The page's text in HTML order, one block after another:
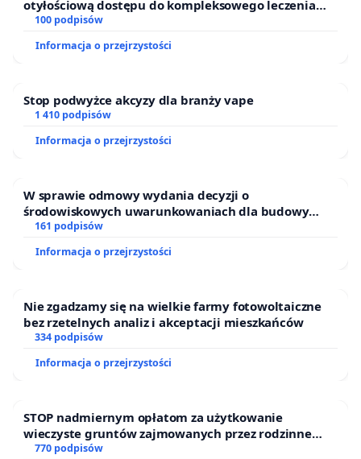
otyłościową dostępu do kompleksowego leczenia
oraz programów profilaktycznych.
100 podpisów
Informacja o przejrzystości
Stop podwyżce akcyzy dla branży vape
1 410 podpisów
Informacja o przejrzystości
W sprawie odmowy wydania decyzji o
środowiskowych uwarunkowaniach dla budowy
zakładu wytwarzania biometanu „Krynki” w
Ostrowiu Południowym oraz ochrony mieszkańców i
Puszczy Knyszyńskiej
161 podpisów
Informacja o przejrzystości
Nie zgadzamy się na wielkie farmy fotowoltaiczne
bez rzetelnych analiz i akceptacji mieszkańców
334 podpisów
Informacja o przejrzystości
STOP nadmiernym opłatom za użytkowanie
wieczyste gruntów zajmowanych przez rodzinne
ogrody działkowe.
770 podpisów